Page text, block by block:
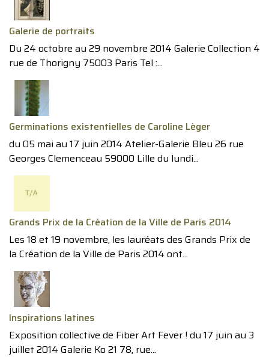
Galerie de portraits
Du 24 octobre au 29 novembre 2014 Galerie Collection 4
rue de Thorigny 75003 Paris Tel :...
Germinations existentielles de Caroline Lèger
du 05 mai au 17 juin 2014 Atelier-Galerie Bleu 26 rue
Georges Clemenceau 59000 Lille du lundi...
Grands Prix de la Création de la Ville de Paris 2014
Les 18 et 19 novembre, les lauréats des Grands Prix de
la Création de la Ville de Paris 2014 ont...
Inspirations latines
Exposition collective de Fiber Art Fever ! du 17 juin au 3
juillet 2014 Galerie Ko 21 78, rue...